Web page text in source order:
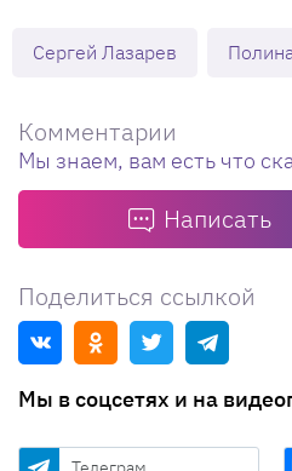
Сергей Лазарев
Комментарии
Мы знаем, вам есть что
Написать
Поделиться ссылкой
Мы в соцсетях и на